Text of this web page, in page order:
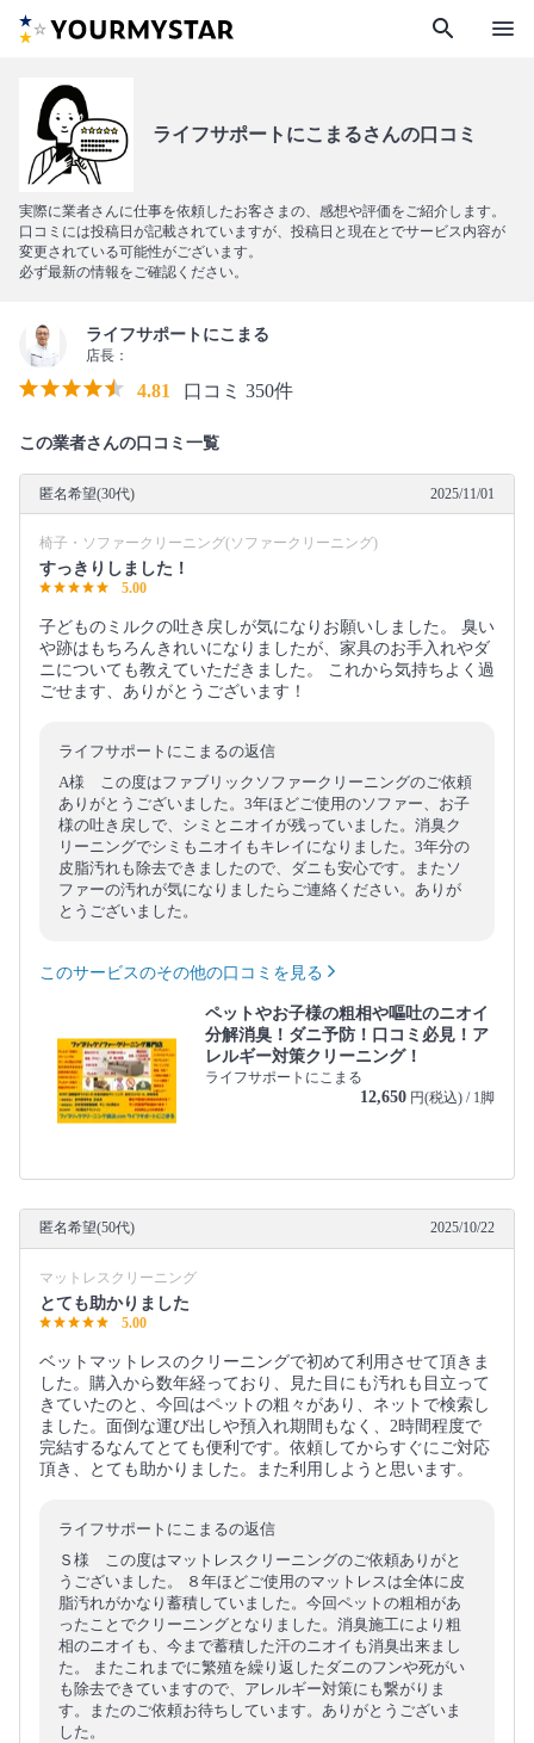
search menu
ライフサポートにこまるさんの口コミ
実際に業者さんに仕事を依頼したお客さまの、感想や評価をご紹介します。
口コミには投稿日が記載されていますが、投稿日と現在とでサービス内容が
変更されている可能性がございます。
必ず最新の情報をご確認ください。
ライフサポートにこまる
店長：
4.81 口コミ 350件
この業者さんの口コミ一覧
匿名希望(30代) 2025/11/01
椅子・ソファークリーニング(ソファークリーニング)
すっきりしました！
5.00
子どものミルクの吐き戻しが気になりお願いしました。 臭い
や跡はもちろんきれいになりましたが、家具のお手入れやダ
ニについても教えていただきました。 これから気持ちよく過
ごせます、ありがとうございます！
ライフサポートにこまるの返信
A様 この度はファブリックソファークリーニングのご依頼
ありがとうございました。3年ほどご使用のソファー、お子
様の吐き戻しで、シミとニオイが残っていました。消臭ク
リーニングでシミもニオイもキレイになりました。3年分の
皮脂汚れも除去できましたので、ダニも安心です。またソ
ファーの汚れが気になりましたらご連絡ください。ありが
とうございました。
このサービスのその他の口コミを見る
ペットやお子様の粗相や嘔吐のニオイ
分解消臭！ダニ予防！口コミ必見！ア
レルギー対策クリーニング！
ライフサポートにこまる
12,650 円(税込) / 1脚
匿名希望(50代) 2025/10/22
マットレスクリーニング
とても助かりました
5.00
ベットマットレスのクリーニングで初めて利用させて頂きま
した。購入から数年経っており、見た目にも汚れも目立って
きていたのと、今回はペットの粗々があり、ネットで検索し
ました。面倒な運び出しや預入れ期間もなく、2時間程度で
完結するなんてとても便利です。依頼してからすぐにご対応
頂き、とても助かりました。また利用しようと思います。
ライフサポートにこまるの返信
Ｓ様 この度はマットレスクリーニングのご依頼ありがと
うございました。 ８年ほどご使用のマットレスは全体に皮
脂汚れがかなり蓄積していました。今回ペットの粗相があ
ったことでクリーニングとなりました。消臭施工により粗
相のニオイも、今まで蓄積した汗のニオイも消臭出来まし
た。 またこれまでに繁殖を繰り返したダニのフンや死がい
も除去できていますので、アレルギー対策にも繋がりま
す。またのご依頼お待ちしています。ありがとうございま
した。